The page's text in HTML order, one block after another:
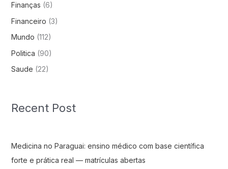
Finanças (6)
Financeiro (3)
Mundo (112)
Politica (90)
Saude (22)
Recent Post
Medicina no Paraguai: ensino médico com base científica
forte e prática real — matrículas abertas